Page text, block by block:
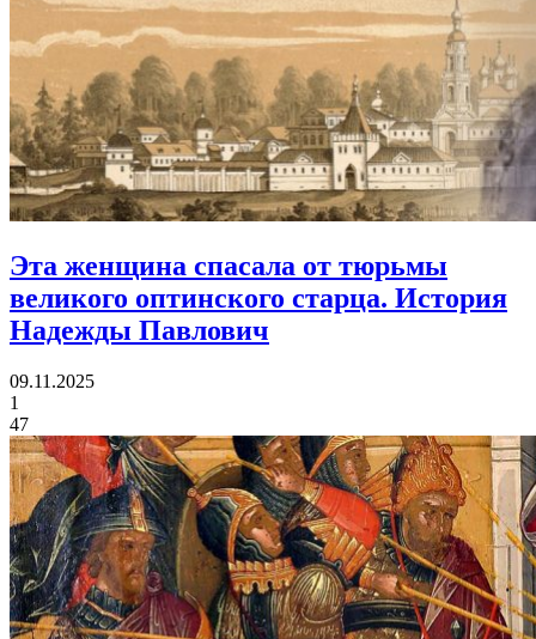
Эта женщина спасала от тюрьмы
великого оптинского старца. История
Надежды Павлович
09.11.2025
1
47